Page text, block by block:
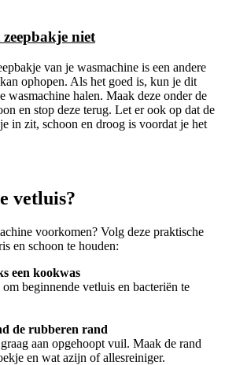
niet
van je wasmachine is een andere
ophopen. Als het goed is, kun je dit
wasmachine halen. Maak deze onder de
en stop deze terug. Let er ook op dat de
in zit, schoon en droog is voordat je het
vetluis?
voorkomen? Volg deze praktische
en schoon te houden:
een kookwas
beginnende vetluis en bacteriën te
de rubberen rand
aan opgehoopt vuil. Maak de rand
en wat azijn of allesreiniger.